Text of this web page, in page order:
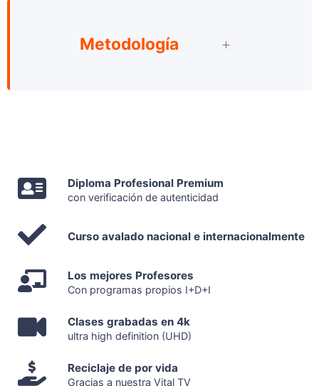
Metodología
Diploma Profesional Premium
con verificación de autenticidad
Curso avalado nacional e internacionalmente
Los mejores Profesores
Con programas propios I+D+I
Clases grabadas en 4k
ultra high definition (UHD)
Reciclaje de por vida
Gracias a nuestra Vital TV